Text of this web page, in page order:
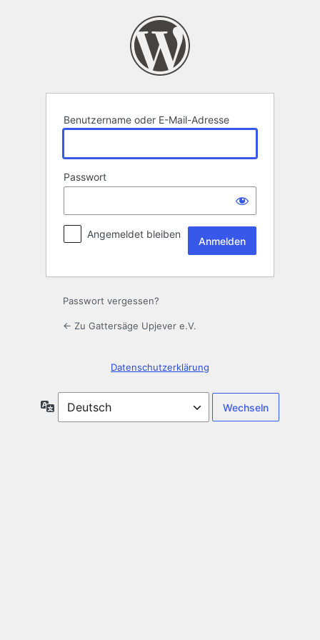
Benutzername oder E-Mail-Adresse
Passwort
Angemeldet bleiben
Passwort vergessen?
← Zu Gattersäge Upjever e.V.
Datenschutzerklärung
Sprache